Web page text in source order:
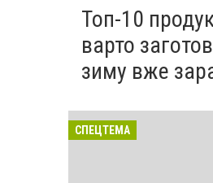
Топ-10
варто
зиму вже
СПЕЦТЕМА